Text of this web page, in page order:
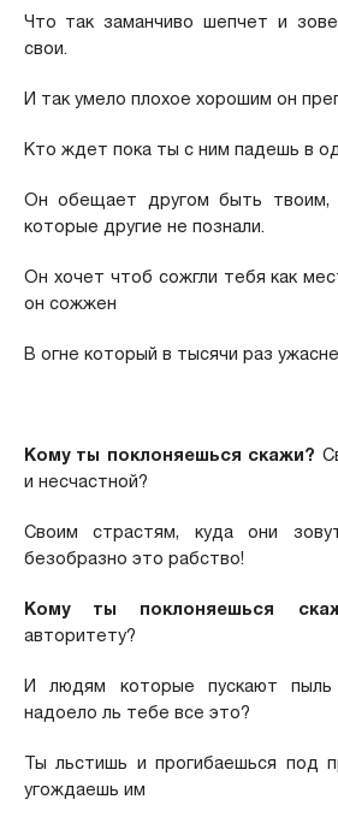
Что так заманчиво шепчет и
свои.
И так умело плохое хорошим он
Кто ждет пока ты с ним падешь в
Он обещает другом быть твоим,
которые другие не познали.
Он хочет чтоб сожгли тебя как
он сожжен
В огне который в тысячи раз
Кому ты поклоняешься скажи?
и несчастной?
Своим страстям, куда они
безобразно это рабство!
Кому ты поклоняешься
авторитету?
И людям которые пускают
надоело ль тебе все это?
Ты льстишь и прогибаешься под
угождаешь им